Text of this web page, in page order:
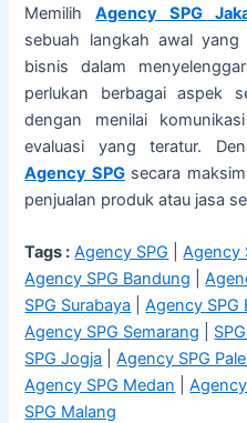
MemilihAgency SPG
sebuah langkah awal
bisnis dalam
perlukan berbagai aspek
dengan menilai
evaluasi yang teratur.
Agency SPGsecara
penjualan produk atau jasa
Tags : Agency SPG |Agency
Agency SPG Bandung |
SPG Surabaya |Agency SPG
Agency SPG Semarang
SPG Jogja |Agency SPG
Agency SPG Medan |
SPG Malang